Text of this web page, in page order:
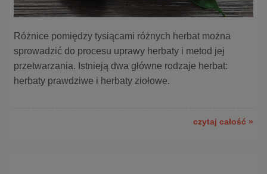
Różnice pomiędzy tysiącami różnych herbat można
sprowadzić do procesu uprawy herbaty i metod jej
przetwarzania. Istnieją dwa główne rodzaje herbat:
herbaty prawdziwe i herbaty ziołowe.
czytaj całość »